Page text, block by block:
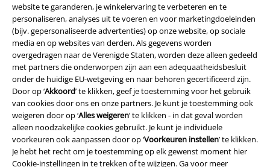
website te garanderen, je winkelervaring te verbeteren en te
personaliseren, analyses uit te voeren en voor marketingdoeleinden
(bijv. gepersonaliseerde advertenties) op onze website, op sociale
media en op websites van derden. Als gegevens worden
overgedragen naar de Verenigde Staten, worden deze alleen gedeeld
met partners die onderworpen zijn aan een adequaatheidsbesluit
onder de huidige EU-wetgeving en naar behoren gecertificeerd zijn.
Door op ‘Akkoord’ te klikken, geef je toestemming voor het gebruik
van cookies door ons en onze partners. Je kunt je toestemming ook
weigeren door op ‘Alles weigeren’ te klikken - in dat geval worden
alleen noodzakelijke cookies gebruikt. Je kunt je individuele
voorkeuren ook aanpassen door op ‘Voorkeuren instellen’ te klikken.
Je hebt het recht om je toestemming op elk gewenst moment hier
Cookie-instellingen in te trekken of te wijzigen. Ga voor meer
Algemene Voorwaarden
Bedrijfsgegevens
Privacyverklaring
Verklaring van conformiteit
Informatie over toegankelijkheid
Cookie-instellingen